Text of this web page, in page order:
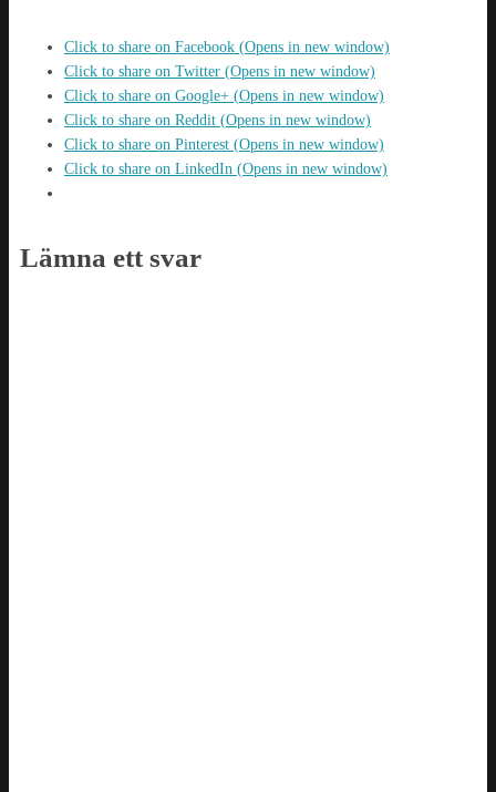
Click to share on Facebook (Opens in new window)
Click to share on Twitter (Opens in new window)
Click to share on Google+ (Opens in new window)
Click to share on Reddit (Opens in new window)
Click to share on Pinterest (Opens in new window)
Click to share on LinkedIn (Opens in new window)
Lämna ett svar